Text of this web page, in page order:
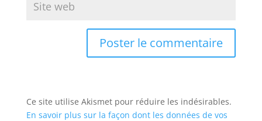
Ce site utilise Akismet pour réduire les indésirables.
En savoir plus sur la façon dont les données de vos